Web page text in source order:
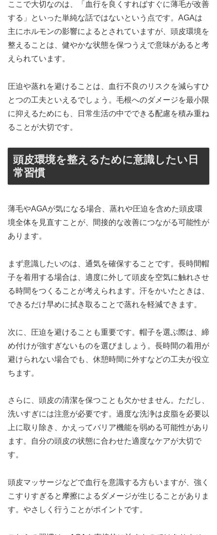
ここで大切なのは、「血行を良くすればすぐに薄毛が改善
する」といった単純な話ではないという点です。AGAは
主にホルモンの影響によるとされていますが、頭皮環境を
整えることは、健やかな状態を保つうえで意味があると考
えられています。
圧迫や蒸れを避けることは、血行不良のリスクを減らすひ
とつの工夫といえるでしょう。毛根へのダメージを最小限
に抑えるためにも、日常生活の中でできる配慮を積み重ね
ることが大切です。
頭皮環境を整えるために意識したい日
常習慣
薄毛やAGAが気になる場合、蒸れや圧迫を含めた頭皮環
境全体を見直すことが、間接的な改善につながる可能性が
あります。
まず意識したいのは、通気を確保することです。長時間帽
子を着用する場合は、適度に外して頭皮を空気に触れさせ
る時間をつくることが考えられます。汗をかいたときは、
できるだけ早めに拭き取ることで蒸れを軽減できます。
次に、圧迫を避けることも重要です。帽子を選ぶ際は、締
め付けが強すぎないものを選びましょう。長時間の着用が
避けられない場合でも、休憩時間に外すなどの工夫が役立
ちます。
さらに、頭皮の清潔を保つことも欠かせません。ただし、
洗いすぎには注意が必要です。過度な洗浄は皮脂を必要以
上に取り除き、かえってバリア機能を弱める可能性があり
ます。自分の頭皮の状態に合わせた適度なケアが大切で
す。
頭皮マッサージなどで血行を意識する方もいますが、強く
こすりすぎると摩擦によるダメージが生じることがありま
す。やさしく行うことがポイントです。